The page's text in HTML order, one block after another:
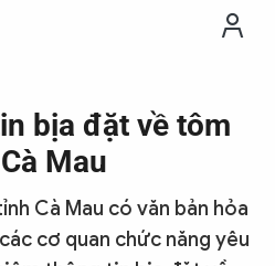
bịa đặt về tôm
Mau
Cà Mau có văn bản hỏa
cơ quan chức năng yêu